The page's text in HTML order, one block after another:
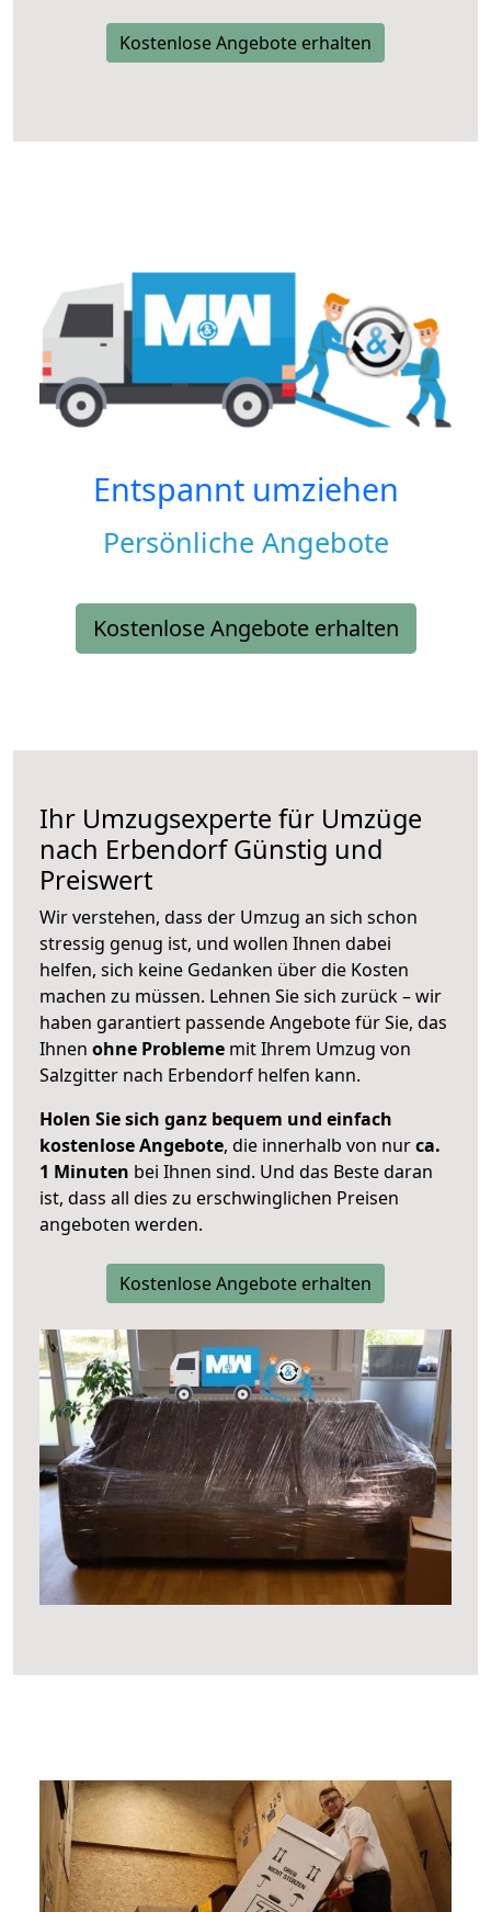
Kostenlose Angebote erhalten
Entspannt umziehen
Persönliche Angebote
Kostenlose Angebote erhalten
Ihr Umzugsexperte für Umzüge
nach ErbendorfGünstig und
Preiswert
Wir verstehen, dass der Umzug an sich schon
stressig genug ist, und wollen Ihnen dabei
helfen, sich keine Gedanken über die Kosten
machen zu müssen. Lehnen Sie sich zurück – wir
haben garantiert passende Angebote für Sie, das
Ihnen ohne Probleme mit Ihrem Umzug von
Salzgitter nach Erbendorf helfen kann.
Holen Sie sich ganz bequem und einfach
kostenlose Angebote, die innerhalb von nurca.
1 Minuten bei Ihnen sind. Und das Beste daran
ist, dass all dies zu erschwinglichen Preisen
angeboten werden.
Kostenlose Angebote erhalten